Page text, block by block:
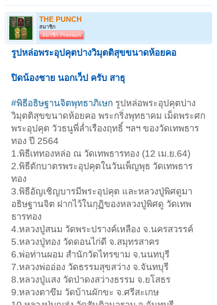
THE PUNCH
สมาชิก
สมาชิก Premium
รูปหล่อพระอุปคุตปางวิมุตติสุขขนาดห้อยคอ
ปิดน้องชาย นอกเว็ป ครับ สาธุ
#พิธีอธิษฐานจิตพุทธาภิเษก รูปหล่อพระอุปคุตปาง
วิมุตติสุขขนาดห้อยคอ พระกริ่งพุทธาคม เม็ดพระศก
พระอุปคุต วัวธนูพี่ล่ำเรืองฤทธิ์ ฯลฯ ของวัดเทพธาร
ทอง ปี 2564
1.พิธีเททองหล่อ ณ วัดเทพธารทอง (12 เม.ย.64)
2.พิธีตักบาตรพระอุปคุตในวันเพ็ญพุธ วัดเทพธาร
ทอง
3.พิธีอัญเชิญบารมีพระอุปคุต และหลวงปู่พิศดูมา
อธิษฐานจิต ฝากไว้ในกุฏิของหลวงปู่พิศดู วัดเทพ
ธารทอง
4.หลวงปู่สนม วัดพระปรางค์เหลือง จ.นครสวรรค์
5.หลวงปู่ทอง วัดดอนไก่ดี จ.สมุทรสาคร
6.พ่อท่านผอม สำนักวัดไทรขาม จ.นนทบุรี
7.หลวงพ่ออ่อง วัดธรรมสุขสว่าง จ.จันทบุรี
8.หลวงปู่แสง วัดป่าดงสว่างธรรม จ.ยโสธร
9.หลวงตาขึม วัดบ้านผักขะ จ.ศรีสะเกษ